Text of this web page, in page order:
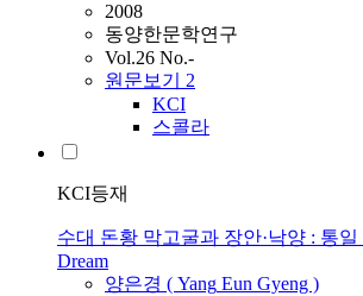
2008
동양한문학연구
Vol.26 No.-
원문보기 2
KCI
스콜라
KCI등재
수대 돈황 막고굴과 장안·낙양 : 통일
Dream
양은경 ( Yang Eun Gyeng )